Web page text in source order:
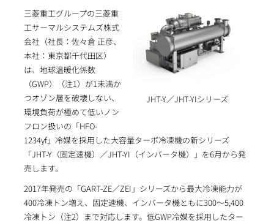
JHT-Y／JHT-YIシリーズ
三菱重工グループの三菱重
工サーマルシステムズ株式
会社（社長：佐々倉 正彦、
本社：東京都千代田区）
は、地球温暖化係数
（GWP）（注1）が1未満か
つオゾン層を破壊しない、
環境負荷が極めて低いノン
フロン扱いの「HFO-
1234yf」冷媒を採用した大容量ターボ冷凍機の新シリーズ
「JHT-Y（固定速機）／JHT-YI（インバータ機）」を6月から発
売します。
2017年発売の「GART-ZE／ZEI」シリーズから最大冷凍能力が
400冷凍トン増え、固定速機、インバータ機ともに300～5,400
冷凍トン（注2）まで対応します。低GWP冷媒を採用したター